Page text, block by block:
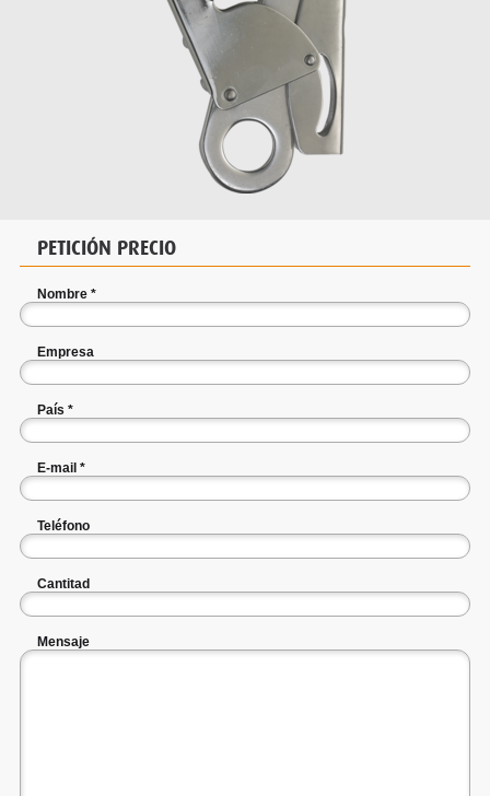
PETICIÓN PRECIO
Nombre *
Empresa
País *
E-mail *
Teléfono
Cantitad
Mensaje